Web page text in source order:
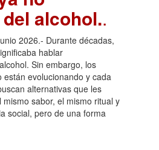
alcohol..
2026.- Durante décadas,
hablar
Sin embargo, los
están evolucionando y cada
alternativas que les
sabor, el mismo ritual y
social, pero de una forma